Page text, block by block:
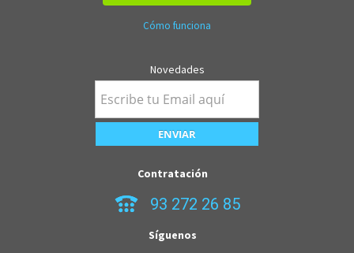
Cómo funciona
Novedades
Contratación
93 272 26 85
Síguenos